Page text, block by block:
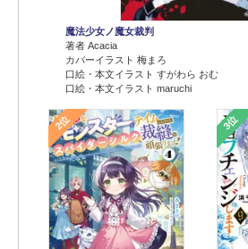
魔法少女ノ魔女裁判
著者 Acacia
カバーイラスト 梅まろ
口絵・本文イラスト すがわら おむ
口絵・本文イラスト maruchi
2位 3位